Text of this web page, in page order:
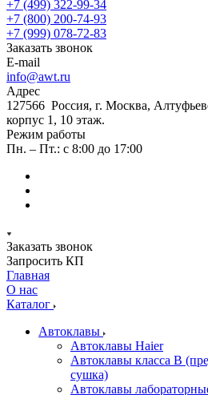
+7 (499) 322-99-34
+7 (800) 200-74-93
+7 (999) 078-72-83
Заказать звонок
E-mail
info@awt.ru
Адрес
127566 Россия, г. Москва,
корпус 1, 10 этаж.
Режим работы
Пн. – Пт.: с 8:00 до 17:00
Заказать звонок
Запросить КП
Главная
О нас
Каталог
Автоклавы
Автоклавы Haier
Автоклавы класса B
сушка)
Автоклавы